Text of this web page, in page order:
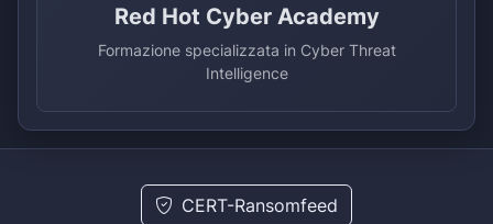
Red Hot Cyber Academy
Formazione specializzata in Cyber Threat
Intelligence
CERT-Ransomfeed